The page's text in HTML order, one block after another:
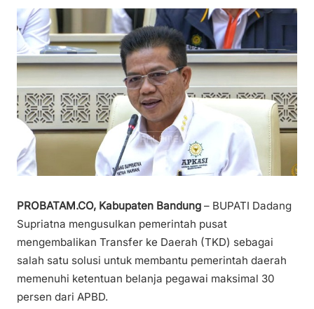
PROBATAM.CO, Kabupaten Bandung – BUPATI Dadang
Supriatna mengusulkan pemerintah pusat
mengembalikan Transfer ke Daerah (TKD) sebagai
salah satu solusi untuk membantu pemerintah daerah
memenuhi ketentuan belanja pegawai maksimal 30
persen dari APBD.